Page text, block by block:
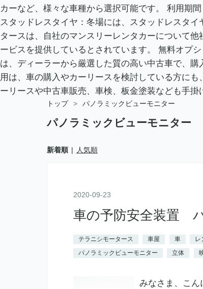
カーなど、様々な車種から選択可能です。 利用期
スタッドレスタイヤ：冬場には、スタッドレスタ
タースは、自社のマンスリーレンタカーについて
ービスを提供しているとされています。 無料オプ
は、ディーラーから厳選した質の高い中古車で、
用は、車の購入やカーリースを検討している方に
ーリースや中古車販売、車検、板金塗装なども手掛
トップ > パノラミックビューモニター
パノラミックビューモニター
新着順 人気順
2020-09-23
車の予防安全装置
テラニシモータース 車屋 車 レ
パノラミックビューモニター
立体
みなさま、こん